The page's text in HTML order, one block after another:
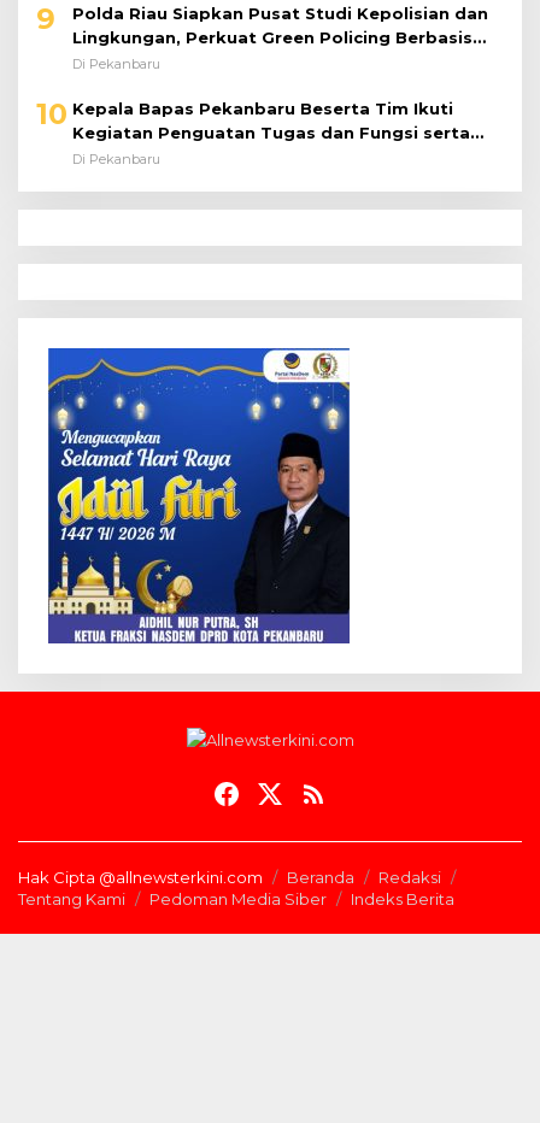
9
Polda Riau Siapkan Pusat Studi Kepolisian dan
Lingkungan, Perkuat Green Policing Berbasis
Riset
Di Pekanbaru
10 Kepala Bapas Pekanbaru Beserta Tim Ikuti
Kegiatan Penguatan Tugas dan Fungsi serta
Paparan Penempatan WBP ke Lapas Terbuka
Di Pekanbaru
Hak Cipta @allnewsterkini.com Beranda
Redaksi
Tentang Kami
Pedoman Media Siber Indeks Berita